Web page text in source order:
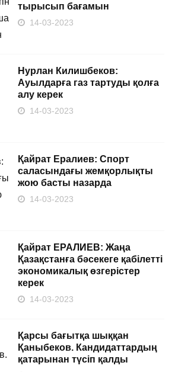
тырысып бағамын
14-03-2023
Нурлан Килишбеков:
Ауылдарға газ тартуды қолға
алу керек
14-03-2023
Қайрат Ералиев: Спорт
саласындағы жемқорлықты
жою басты назарда
14-03-2023
Қайрат ЕРАЛИЕВ: Жаңа
Қазақстанға бәсекеге қабілетті
экономикалық өзгерістер
керек
14-03-2023
Қарсы бағытқа шыққан
Қаныбеков. Кандидаттардың
қатарынан түсіп қалды